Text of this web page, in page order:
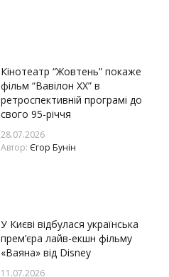
Кінотеатр “Жовтень” покаже
фільм “Вавілон ХХ” в
ретроспективній програмі до
свого 95-річчя
28.07.2026
Автор: Єгор Бунін
У Києві відбулася українська
прем’єра лайв-екшн фільму
«Ваяна» від Disney
11.07.2026